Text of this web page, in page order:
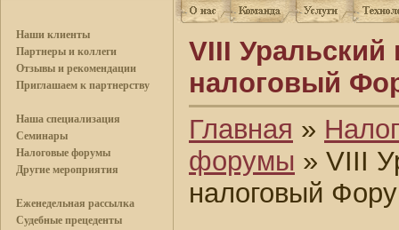
Наши клиенты
Партнеры и коллеги
Отзывы и рекомендации
Приглашаем к партнерству
Наша специализация
Семинары
Налоговые форумы
Другие мероприятия
Еженедельная рассылка
Судебные прецеденты
VIII
налоговый
Главная »
форумы » VIII
налоговый